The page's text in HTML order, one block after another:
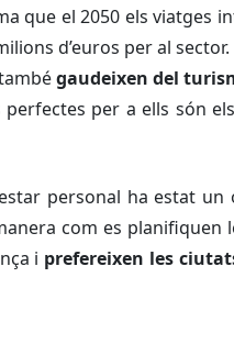
que el 2050 els viatges
d’euros per al
gaudeixen del
per a ells són els
personal ha estat
com es planifiquen
i prefereixen les